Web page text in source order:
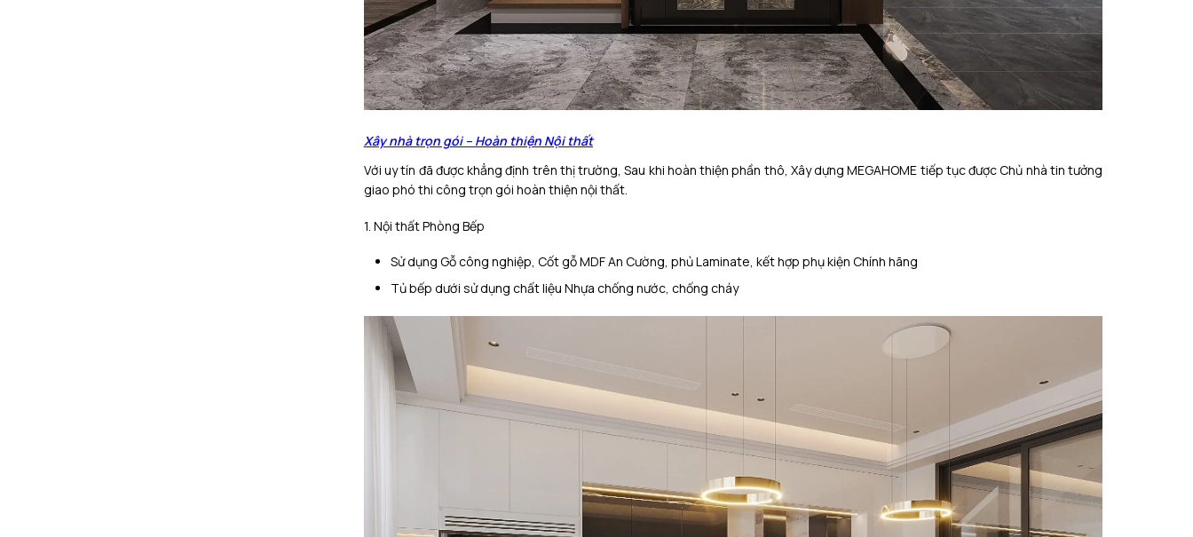
Xây nhà trọn gói – Hoàn thiện Nội thất
Với uy tín đã được khẳng định trên thị trường, Sau khi hoàn thiện phần thô, Xây dựng MEGAHOME tiếp tục được Chủ nhà tin tưởng
giao phó thi công trọn gói hoàn thiện nội thất.
1. Nội thất Phòng Bếp
Sử dụng Gỗ công nghiệp, Cốt gỗ MDF An Cường, phủ Laminate, kết hợp phụ kiện Chính hãng
Tủ bếp dưới sử dụng chất liệu Nhựa chống nước, chống cháy